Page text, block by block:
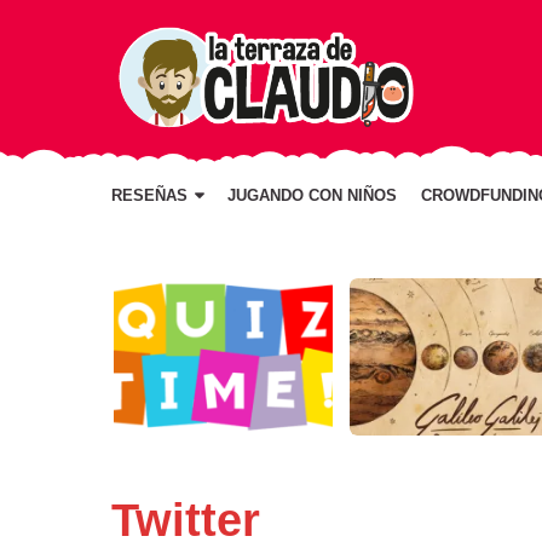
DE
RESEÑAS JUGANDO CON NIÑOS
Twitter